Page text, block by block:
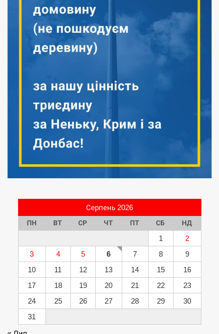
Серпень 2026
ПН ВТ СР ЧТ ПТ СБ НД
1
2
3
4 5 6 7 8
9
10
11 12 13 14 15
16
17
18 19 20 21 22
23
24
25 26 27 28 29
30
31